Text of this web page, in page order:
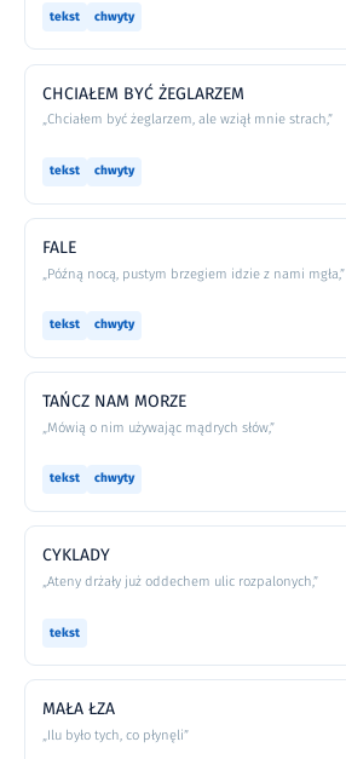
tekst chwyty
CHCIAŁEM BYĆ ŻEGLARZEM
„Chciałem być żeglarzem, ale wziął mnie strach,”
tekst chwyty
FALE
„Późną nocą, pustym brzegiem idzie z nami mgła,”
tekst chwyty
TAŃCZ NAM MORZE
„Mówią o nim używając mądrych słów,”
tekst chwyty
CYKLADY
„Ateny drżały już oddechem ulic rozpalonych,”
tekst
MAŁA ŁZA
„Ilu było tych, co płynęli”